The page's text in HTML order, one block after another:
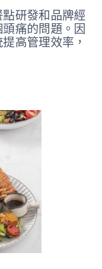
研發和品牌經
痛的問題。因
高管理效率，